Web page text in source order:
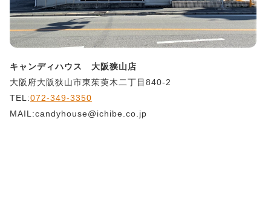
キャンディハウス 大阪狭山店
大阪府大阪狭山市東茱萸木二丁目840-2
TEL:072-349-3350
MAIL:candyhouse@ichibe.co.jp